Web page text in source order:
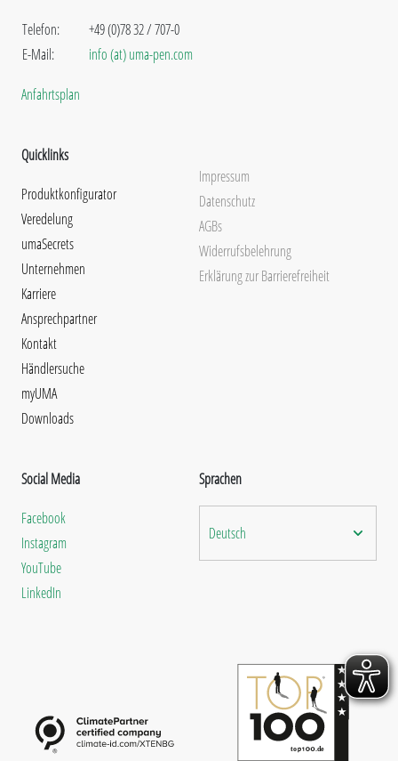
Telefon:
E-Mail:
+49 (0)78 32 / 707-0
info (at) uma-pen.com
Anfahrtsplan
Quicklinks
Produktkonfigurator
Veredelung
umaSecrets
Unternehmen
Karriere
Ansprechpartner
Kontakt
Händlersuche
myUMA
Downloads
Impressum
Datenschutz
AGBs
Widerrufsbelehrung
Erklärung zur Barrierefreiheit
Social Media
Facebook
Instagram
YouTube
LinkedIn
Sprachen
Deutsch